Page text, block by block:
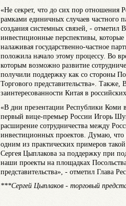
«Не секрет, что до сих пор
рамками единичных случаев частного
создания системных связей, -
инвестиционные перспективы, которые
налаживая государственно-частное
положила начало этому процессу. Во
которым возможно развитие
получили поддержку как со стороны
Торгового представительства». Также,
заинтересованности Китая в
«В дни презентации Республики Коми
первый вице-премьер России Игорь
расширение сотрудничества между
инвестиционных проектов. Думаю, что
одним из практических примеров
Сергея Цыплакова за поддержку при
наши проекты на площадках
представительства», - отметил Глава
***Сергей Цыплаков - торговый